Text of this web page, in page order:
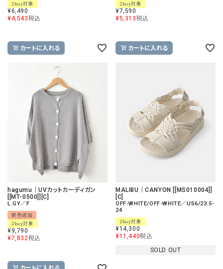
2buy対象
¥6,490
¥4,543税込
カートに入れる
2buy対象
¥7,590
¥5,313税込
カートに入れる
hagumu｜UVカットカーディガン
[[MT-0500]][C]
L.GY／F
新色追加
2buy対象
¥9,790
¥7,832税込
MALIBU｜CANYON [[MS010004]]
[C]
OFF-WHITE/OFF-WHITE／US6/23.5-
24
2buy対象
¥14,300
¥11,440税込
SOLD OUT